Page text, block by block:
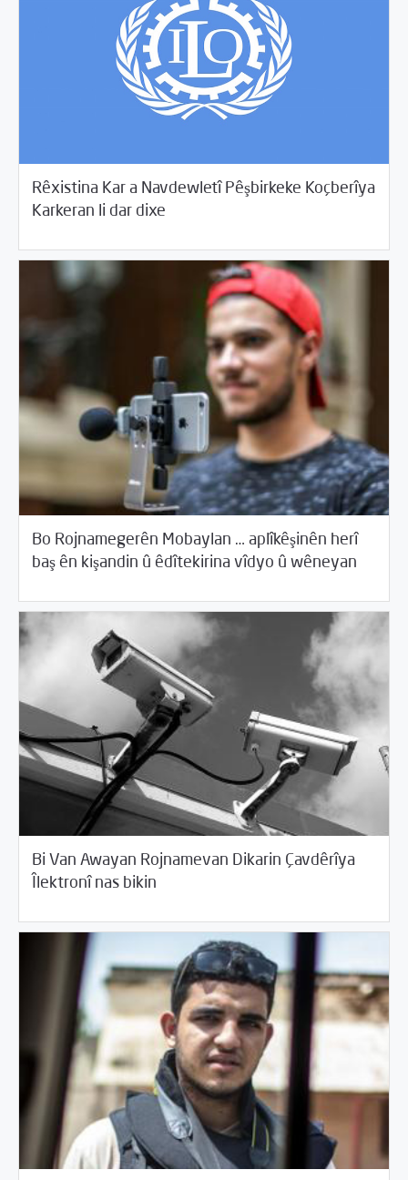
Rêxistina Kar a Navdewletî Pêşbirkeke Koçberîya
Karkeran li dar dixe
20/2017 Rahînan û Beşdarî
Bo Rojnamegerên Mobaylan … aplîkêşinên herî
baş ên kişandin û êdîtekirina vîdyo û wêneyan
20/2017 Piştgirîya Teknîkî û Ewlehîya dîcîtalî
Bi Van Awayan Rojnamevan Dikarin Çavdêrîya
Îlektronî nas bikin
20/2017 Piştgirîya Teknîkî û Ewlehîya dîcîtalî